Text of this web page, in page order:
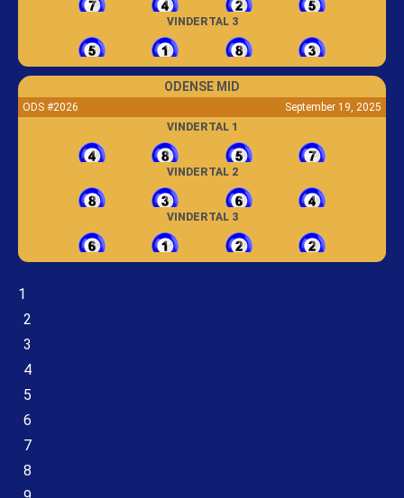
VINDERTAL 3
ODENSE MID
ODS #2026
September 19, 2025
VINDERTAL 1
VINDERTAL 2
VINDERTAL 3
1
2
3
4
5
6
7
8